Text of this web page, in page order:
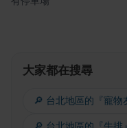
大家都在搜尋
🔎 台北地區的『寵物